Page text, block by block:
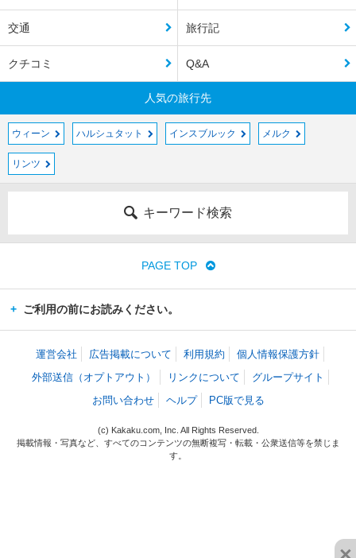
交通 旅行記
クチコミ Q&A
人気の旅行先
ウィーン ハルシュタット インスブルック メルク
リンツ
キーワード検索
PAGE TOP
ご利用の前にお読みください。
運営会社 広告掲載について 利用規約
個人情報保護方針
外部送信（オプトアウト）
リンクについて
グループサイト
お問い合わせ
ヘルプ PC版で見る
(c) Kakaku.com, Inc. All Rights Reserved.
掲載情報・写真など、すべてのコンテンツの無断複写・転載・公衆送信等を禁じま
す。